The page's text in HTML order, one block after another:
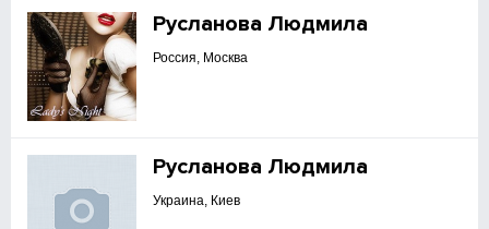
Русланова Людмила
Россия, Москва
Русланова Людмила
Украина, Киев